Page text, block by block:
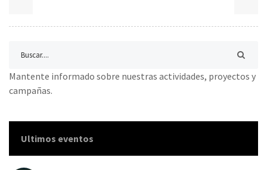
Mantente informado sobre nuestras actividades, proyectos y
campañas.
Ultimos eventos